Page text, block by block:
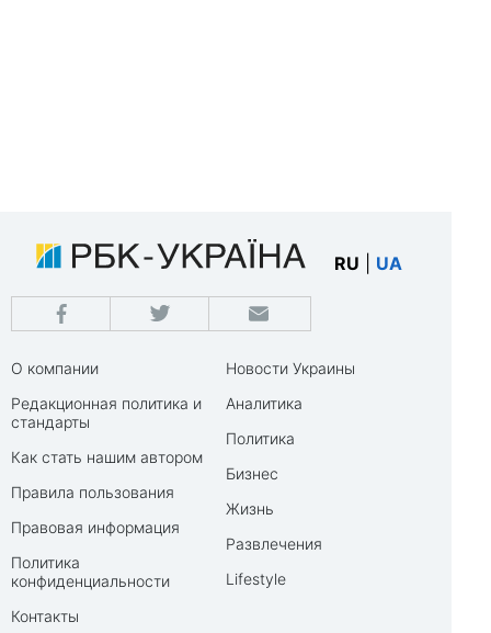
RU UA
О компании
Редакционная политика и
стандарты
Как стать нашим автором
Правила пользования
Правовая информация
Политика
конфиденциальности
Контакты
Новости Украины
Аналитика
Политика
Бизнес
Жизнь
Развлечения
Lifestyle